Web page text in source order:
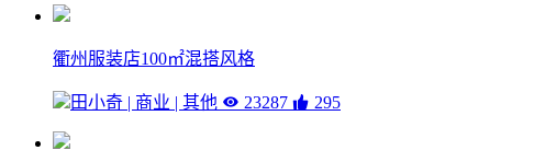
衢州服装店100㎡混搭风格
田小奇 | 商业 | 其他 23287 295